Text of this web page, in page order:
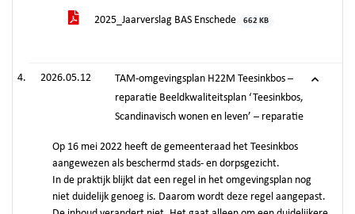
2025_Jaarverslag BAS Enschede 662 KB
2026.05.12
TAM-omgevingsplan H22M Teesinkbos –
reparatie Beeldkwaliteitsplan ‘Teesinkbos,
Scandinavisch wonen en leven’ – reparatie
Op 16 mei 2022 heeft de gemeenteraad het Teesinkbos
aangewezen als beschermd stads- en dorpsgezicht.
In de praktijk blijkt dat een regel in het omgevingsplan nog
niet duidelijk genoeg is. Daarom wordt deze regel aangepast.